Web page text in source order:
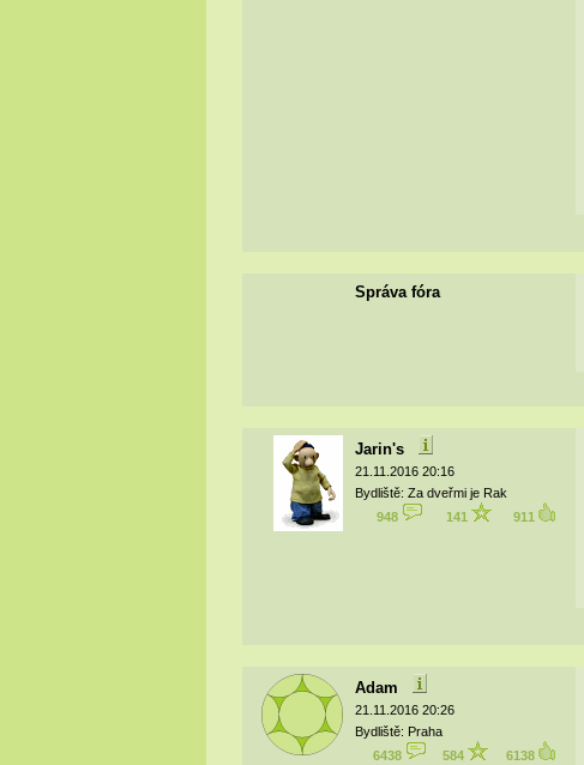
Správa fóra
Jarin's
21.11.2016 20:16
Bydliště: Za dveřmi je Rak
948
141 911
Adam
21.11.2016 20:26
Bydliště: Praha
6438
584 6138